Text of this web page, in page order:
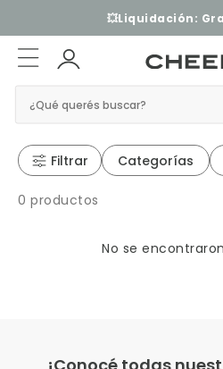
💥Liquidación:
¿Qué querés buscar?
Filtrar Categorías
0 productos
No se